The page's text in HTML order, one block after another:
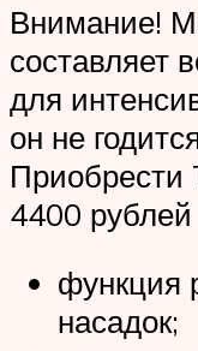
Внимание!
составляет
для
он не
Приобрести
4400
функция
насадок;